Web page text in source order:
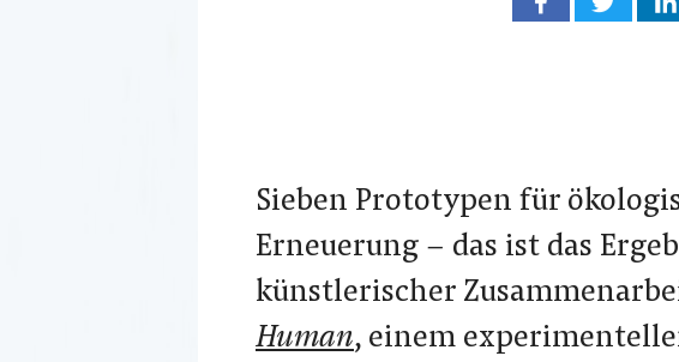
Sieben Prototypen für
Erneuerung – das ist das
künstlerischer
Human, einem